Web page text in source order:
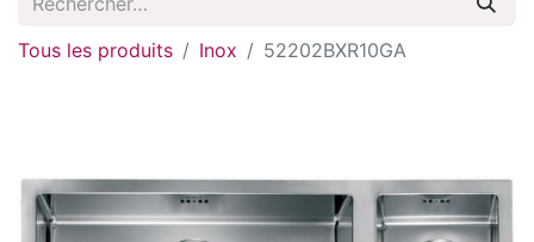
Tous les produits Inox 52202BXR10GA